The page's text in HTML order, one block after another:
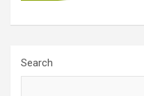
Search